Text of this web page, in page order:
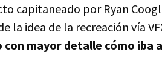
capitaneado por Ryan
la idea de la recreación vía
mayor detalle cómo iba